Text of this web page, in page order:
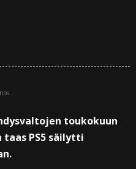
toukokuun
PS5 säilytti